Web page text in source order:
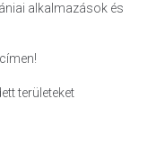
alkalmazások és
területeket